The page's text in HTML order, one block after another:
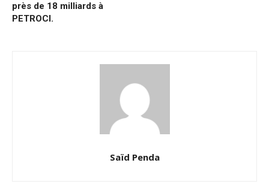
près de 18 milliards à
PETROCI.
Saïd Penda